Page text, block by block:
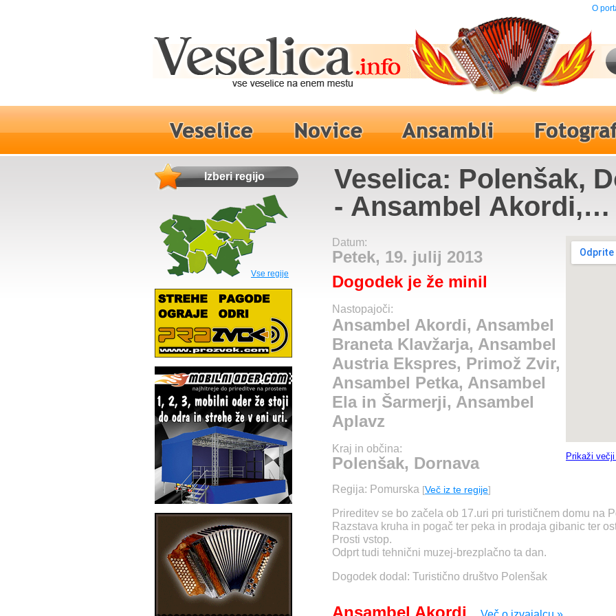
O
Izberi regijo
Vse regije
Veselica: Polenšak,
- Ansambel Akordi,
Ansambel Braneta
Ansambel Austria
Primož Zvir, Ansambel
Petka, Ansambel Ela
Šarmerji, Ansambel
Prikaži
Datum:
Petek, 19. julij 2013
Dogodek je že minil
Nastopajoči:
Ansambel Akordi, Ansambel
Braneta Klavžarja, Ansambel
Austria Ekspres, Primož Zvir,
Ansambel Petka, Ansambel
Ela in Šarmerji, Ansambel
Aplavz
Kraj in občina:
Polenšak, Dornava
Regija: Pomurska [Več iz te regije]
Prireditev se bo začela ob 17.uri pri turističnem domu na
Razstava kruha in pogač ter peka in prodaja gibanic ter
Prosti vstop.
Odprt tudi tehnični muzej-brezplačno ta dan.
Dogodek dodal: Turistično društvo Polenšak
Ansambel Akordi